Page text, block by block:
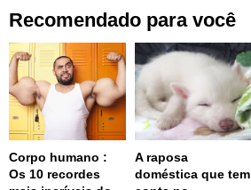
Recomendado para você
Corpo humano :
Os 10 recordes
A raposa
doméstica que tem